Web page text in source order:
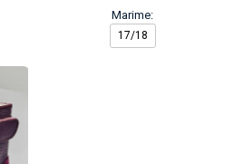
Marime:
17/18